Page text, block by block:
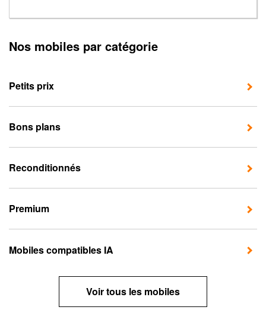
Nos mobiles par catégorie
Petits prix
Bons plans
Reconditionnés
Premium
Mobiles compatibles IA
Voir tous les mobiles